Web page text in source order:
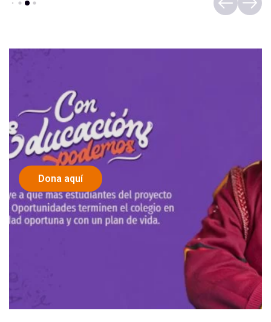
Dona aquí